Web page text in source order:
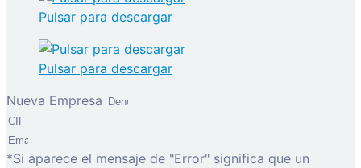
Pulsar para descargar
Pulsar para descargar
Nueva Empresa
*Si aparece el mensaje de "Error" significa que un